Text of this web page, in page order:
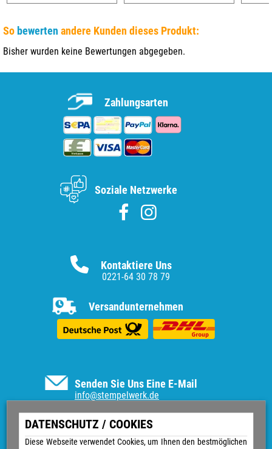
DATENSCHUTZ / COOKIES
Diese Webseite verwendet Cookies, um Ihnen den bestmöglichen
So bewerten andere Kunden dieses Produkt:
Bisher wurden keine Bewertungen abgegeben.
Senden Sie Uns Eine E-Mail
info@stempelwerk.de
Informationen
Vertrag widerrufen
Kontaktiere Uns
0221-64 30 78 79
Versandunternehmen
Zahlungsarten
Soziale Netzwerke